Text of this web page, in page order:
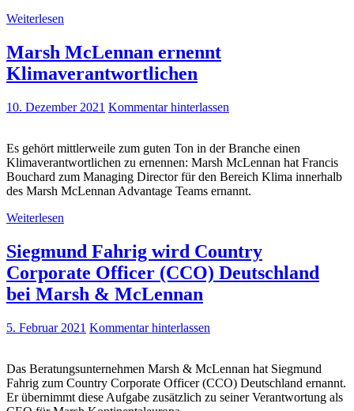
Weiterlesen
Marsh McLennan ernennt
Klimaverantwortlichen
10. Dezember 2021 Kommentar hinterlassen
Es gehört mittlerweile zum guten Ton in der Branche einen
Klimaverantwortlichen zu ernennen: Marsh McLennan hat Francis
Bouchard zum Managing Director für den Bereich Klima innerhalb
des Marsh McLennan Advantage Teams ernannt.
Weiterlesen
Siegmund Fahrig wird Country
Corporate Officer (CCO) Deutschland
bei Marsh & McLennan
5. Februar 2021 Kommentar hinterlassen
Das Beratungsunternehmen Marsh & McLennan hat Siegmund
Fahrig zum Country Corporate Officer (CCO) Deutschland ernannt.
Er übernimmt diese Aufgabe zusätzlich zu seiner Verantwortung als